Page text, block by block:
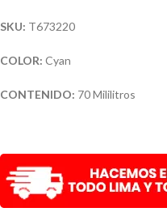
SKU: T673220
COLOR: Cyan
CONTENIDO: 70 Mililitros